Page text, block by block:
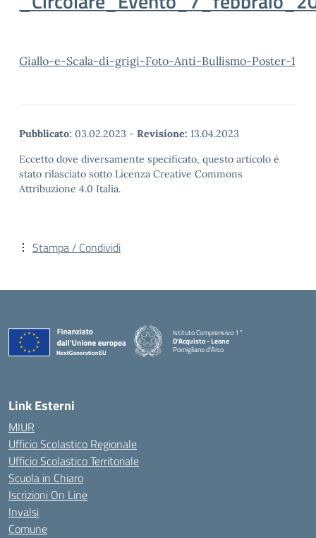
Giallo-e-Scala-di-grigi-Foto-Anti-Bullismo-Poster-1
Pubblicato: 03.02.2023 - Revisione: 13.04.2023
Eccetto dove diversamente specificato, questo articolo è
stato rilasciato sotto Licenza Creative Commons
Attribuzione 4.0 Italia.
Stampa / Condividi
Istituto Comprensivo 1°
D'Acquisto - Leone
Pomigliano d'Arco
— Visita la pagina iniziale della scuola
Link Esterni
MIUR
Ufficio Scolastico Regionale
Ufficio Scolastico Territoriale
Scuola in Chiaro
Iscrizioni On Line
Invalsi
Comune